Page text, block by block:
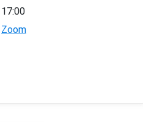
17:00
Zoom